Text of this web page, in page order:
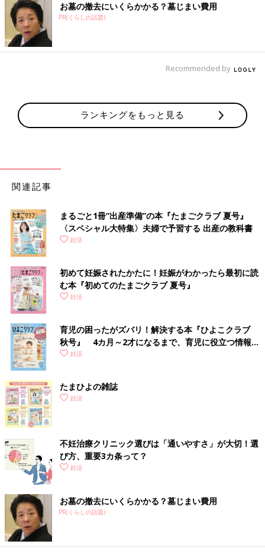
お墓の撤去にいくらかかる？墓じまい費用
PR(くらしの話題)
Recommended by
ランキングをもっと見る
関連記事
まるごと1冊“出産準備”の本『たまごクラブ 夏号』
〈スペシャル大特集〉夫婦で予習する 出産の教科書
妊活
初めて妊娠されたかたに！妊娠がわかったら最初に読
む本『初めてのたまごクラブ 夏号』
妊活
育児の困ったがズバリ！解決する本『ひよこクラブ
秋号』 4カ月～2才になるまで、育児に役立つ情報が
いっぱい！
妊活
たまひよの雑誌
妊活
不妊治療クリニック選びは「通いやすさ」が大切！選
び方、重要3カ条って？
妊活
お墓の撤去にいくらかかる？墓じまい費用
PR(くらしの話題)